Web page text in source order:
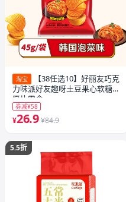
淘宝
【38任选10】好丽友巧克
力味派好友趣呀土豆果心软糖薯
愿片零食
券减¥58
¥26.9 ¥84.9
5.5折